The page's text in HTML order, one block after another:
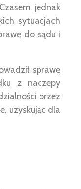
jednak
sytuacjach
do sądu i
sprawę
z naczepy
przez
uzyskując dla